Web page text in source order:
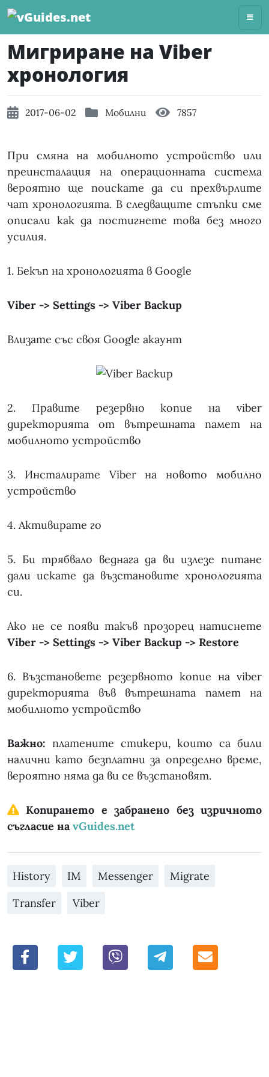
Skip
Мигриране на Viber
хронология
2017-06-02 Мобилни 7857
При смяна на мобилното устройство или
преинсталация на операционната система
вероятно ще поискате да си прехвърлите
чат хронологията. В следващите стъпки сме
описали как да постигнете това без много
усилия.
1. Бекъп на хронологията в Google
Viber -> Settings -> Viber Backup
Влизате със своя Google акаунт
2. Правите резервно копие на viber
директорията от вътрешната памет на
мобилното устройство
3. Инсталирате Viber на новото мобилно
устройство
4. Активирате го
5. Би трябвало веднага да ви излезе питане
дали искате да възстановите хронологията
си.
Ако не се появи такъв прозорец натиснете
Viber -> Settings -> Viber Backup -> Restore
6. Възстановете резервното копие на viber
директорията във вътрешната памет на
мобилното устройство
Важно: платените стикери, които са били
налични като безплатни за определно време,
вероятно няма да ви се възстановят.
Копирането е забранено без изричното
съгласие наvGuides.net
History IM Messenger
Migrate
Transfer
Viber